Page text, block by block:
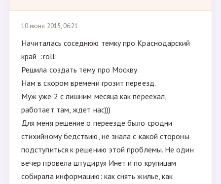
10 июня 2015, 06:21
Начиталась соседнюю темку про Краснодарский
край :roll:
Решила создать тему про Москву.
Нам в скором времени грозит переезд.
Муж уже 2 с лишним месяца как переехал,
работает там, ждет нас)))
Для меня решение о переезде было сродни
стихийному бедствию, не знала с какой стороны
подступиться к решению этой проблемы. Не один
вечер провела штудируя Инет и по крупицам
собирала информацию: как снять жилье, как